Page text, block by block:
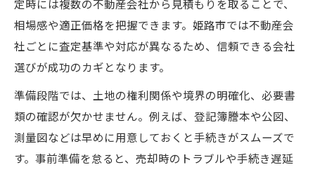
姫路市土地売却に失敗しない選び方とは
姫路市土地売却で後悔しない業者選び
姫路市土地売却で信頼できる相談先探し
姫路市土地売却に最適なプランの選択基準
姫路市土地売却で注意する契約内容の確認
定時には複数の不動産会社から見積もりを取ることで、
相場感や適正価格を把握できます。姫路市では不動産会
社ごとに査定基準や対応が異なるため、信頼できる会社
選びが成功のカギとなります。
準備段階では、土地の権利関係や境界の明確化、必要書
類の確認が欠かせません。例えば、登記簿謄本や公図、
測量図などは早めに用意しておくと手続きがスムーズで
す。事前準備を怠ると、売却時のトラブルや手続き遅延